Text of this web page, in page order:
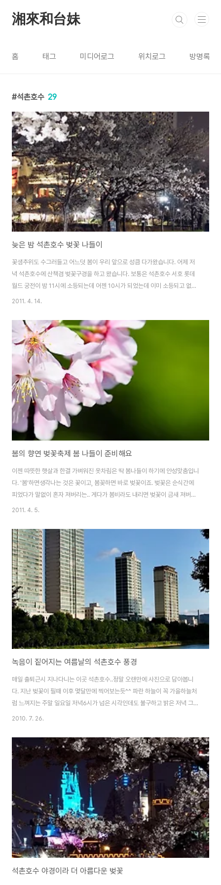
湘來和台妹
홈 태그 미디어로그 위치로그 방명록
석촌호수 29
늦은 밤 석촌호수 벚꽃 나들이
꽃샘추위도 수그러들고 어느덧 봄이 우리 앞으로 성큼 다가왔습니다. 어제 저
녁 석촌호수에 산책겸 벚꽃구경을 하고 왔습니다. 보통은 석촌호수 서호 롯데
월드 궁전이 밤 11시에 소등되는데 어젠 10시가 되었는데 이미 소등되고 없더
군요 사진을 담을때는 그래도 호수에 불빛이 있어야 제격인데 조금은 아쉬움
좀 더 기다려야 할 듯.. 석촌호수에는 동호와 서호가 있는데, 상대적으로 서호쪽
에 꽃이 많이 피어 있었습니다. 늦은시각이었지만 운동하는 사람 벚꽃을 구경
하러 나온 사람 데이트 하고 있는 연인들 다양한 사람들이 늦은 밤 호수가를 산
책하고 있네요. 호수가 물 위로 내린 벚꽃 밤 바람에 살랑살랑 흔들리고 있네요
구경하긴 좋지만, 늦은밤에 사진 ..
2011. 4. 14.
봄의 향연 벚꽃축제 봄 나들이 준비해요
이젠 따뜻한 햇살과 한결 가벼워진 옷차림은 딱 봄나들이 하기에 안성맞춤입니
다. '봄'하면생각나는 것은 꽃이고, 봄꽂하면 바로 벚꽃이죠. 벚꽃은 순식간에
피었다가 말없이 혼자 져버리는.. 게다가 봄비라도 내리면 벚꽃이 금새 져버립
니다. @ 진해군항제 이제 지난주말부터 시작된 진해군항제부터 전국에서 다양
해부터는 통합창원시가 되면서 다양한 볼거리와 문화행사들로 준비되었다고
하니 꼭 추천합니다. 진해구 해군사관학교와 중원로터리 등 옛 진해지역의 벚
꽃 명소 외에 창원공단도로(특히 교육단지 창원여고부터 창원기계공고 사이 벚
꽃터널 정말 괜찮습니다)와 신마산지역 산복도로 등 옛 창원과 마산지역의 벚
꽃거리에서 감상 할 수 있습니다. 아마 이번주가..
2011. 4. 5.
녹음이 짙어지는 여름날의 석촌호수 풍경
매일 출퇴근시 지나다니는 이곳 석촌호수..정말 오랜만에 사진으로 담아봅니
다. 지난 벚꽃이 필때 이후 몇달만에 찍어보는듯^^ 파란 하늘이 꼭 가을하늘처
럼 느껴지는 주말 일요일 저녁6시가 넘은 시각인데도 불구하고 밝은 저녁 그리
고 선선해짐으로 인해 산책하러 나온 분들도 많았습니다. 동네주민은 산책하
었습니다.
2010. 7. 26.
석촌호수 야경이라 더 아름다운 벚꽃